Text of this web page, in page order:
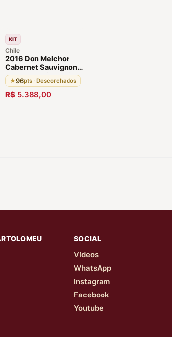
KIT
Chile
2016 Don Melchor
Cabernet Sauvignon
Valle del Maipo Caixa
de Madeira- 6
Garrafas
★96pts · Descorchados
R$ 5.388,00
SOCIAL
Vídeos
WhatsApp
Instagram
Facebook
Youtube